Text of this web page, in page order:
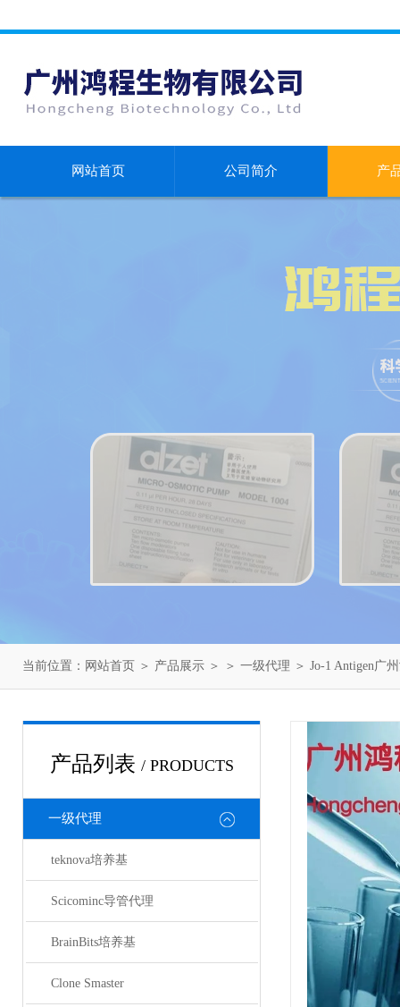
网站首页 公司简介 产
当前位置： 网站首页 ＞ 产品展示 ＞ ＞ 一级代理 ＞ Jo-1 Antigen广
产品列表 / PRODUCTS
一级代理
teknova培养基
Scicominc导管代理
BrainBits培养基
Clone Smaster